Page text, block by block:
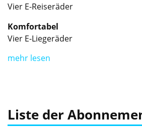
Vier E-Reiseräder
Komfortabel
Vier E-Liegeräder
mehr lesen
Liste der